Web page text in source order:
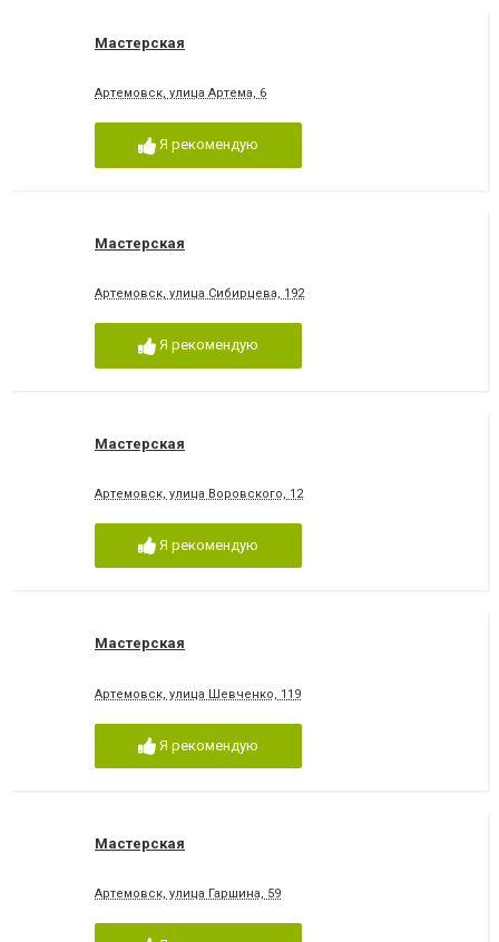
Мастерская
Артемовск, улица Артема, 6
Я рекомендую
Мастерская
Артемовск, улица Сибирцева, 192
Я рекомендую
Мастерская
Артемовск, улица Воровского, 12
Я рекомендую
Мастерская
Артемовск, улица Шевченко, 119
Я рекомендую
Мастерская
Артемовск, улица Гаршина, 59